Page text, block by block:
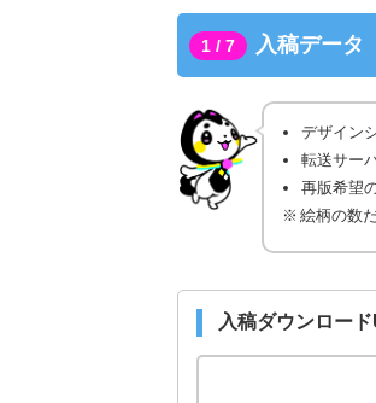
1 / 7 入稿データ
デザイン
転送サー
再版希望
絵柄の数
入稿ダウンロー